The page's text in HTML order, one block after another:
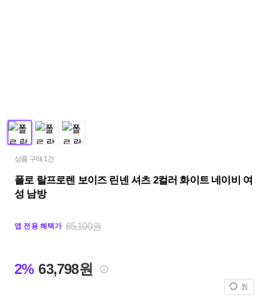
상품 구매 1건
폴로 랄프로렌 보이즈 린넨 셔츠 2컬러 화이트 네이비 여
성 남방
앱 전용 혜택가 65,100원
2% 63,798원
찜